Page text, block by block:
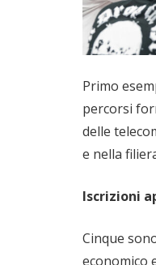
Primo
percorsi
delle
e nella
Iscrizioni
Cinque
economico